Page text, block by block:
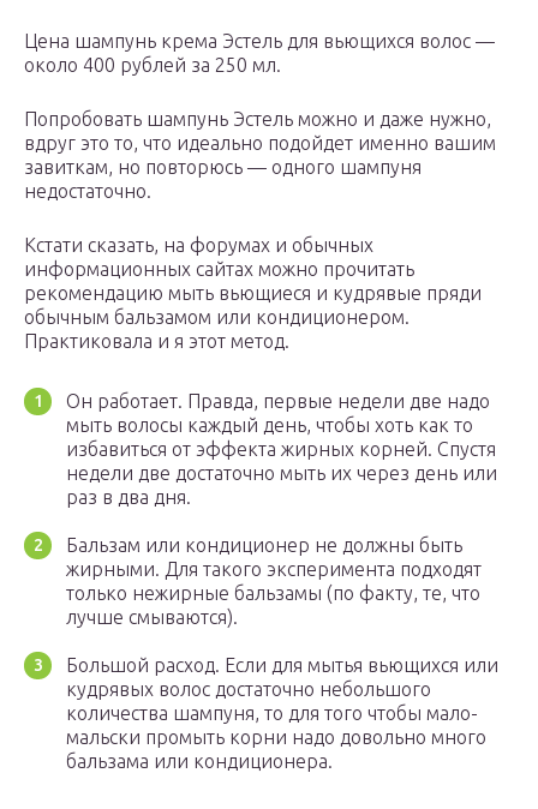
Цена шампунь крема Эстель для вьющихся волос —
около 400 рублей за 250 мл.
Попробовать шампунь Эстель можно и даже нужно,
вдруг это то, что идеально подойдет именно вашим
завиткам, но повторюсь — одного шампуня
недостаточно.
Кстати сказать, на форумах и обычных
информационных сайтах можно прочитать
рекомендацию мыть вьющиеся и кудрявые пряди
обычным бальзамом или кондиционером.
Практиковала и я этот метод.
Он работает. Правда, первые недели две надо
мыть волосы каждый день, чтобы хоть как то
избавиться от эффекта жирных корней. Спустя
недели две достаточно мыть их через день или
раз в два дня.
Бальзам или кондиционер не должны быть
жирными. Для такого эксперимента подходят
только нежирные бальзамы (по факту, те, что
лучше смываются).
Большой расход. Если для мытья вьющихся или
кудрявых волос достаточно небольшого
количества шампуня, то для того чтобы мало-
мальски промыть корни надо довольно много
бальзама или кондиционера.